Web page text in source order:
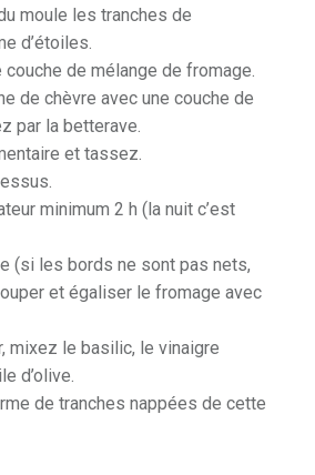
moule les tranches de
d’étoiles.
de mélange de fromage.
de chèvre avec une couche de
par la betterave.
et tassez.
minimum 2 h (la nuit c’est
(si les bords ne sont pas nets,
et égaliser le fromage avec
mixez le basilic, le vinaigre
d’olive.
de tranches nappées de cette